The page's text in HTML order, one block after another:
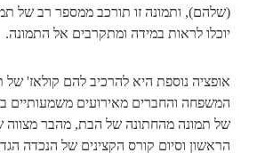
(שלהם), ותמונה זו תורכב ממספר רב של
יוכלו לראות במידה ומתקרבים אל התמונה.
אופציה נוספת היא להרכיב להם קולאז' של
המשפחה והחברים מאירועים משמעותיים
של תמונה מהחתונה של הבת, מהבר מצווה
הראשון וסיום קורס הקצינים של הנכדה